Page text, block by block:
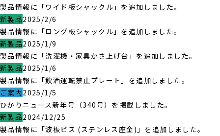
製品情報に「ワイド板シャックル」を追加しました。
新製品2025/2/6
製品情報に「ロング板シャックル」を追加しました。
新製品2025/1/9
製品情報に「洗濯機・家具かさ上げ台」を追加しました。
新製品2025/1/6
製品情報に「飲酒運転禁止プレート」を追加しました。
ご案内2025/1/5
ひかりニュース新年号（340号）を掲載しました。
新製品2024/12/25
製品情報に「波板ビス (ステンレス座金)」を追加しました。